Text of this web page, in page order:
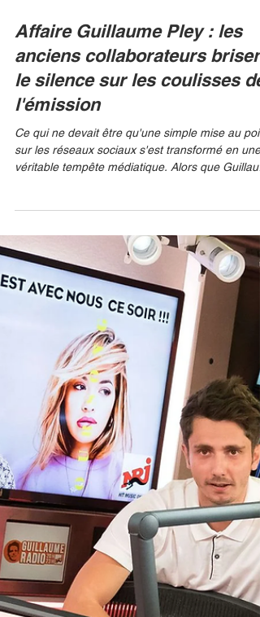
il y a 2 jours
Affaire Guillaume Pley : les
anciens collaborateurs brisent
l'émission
Ce qui ne devait être qu'une simple mise au
véritable tempête médiatique. Alors que
révélations des Inrockuptibles et de plusieurs
enquêtes en insinuant que certains messages
auraient pu être envoyés par des membres de
son équipe, la réaction de ses anciens
été immédiate. OUEST FRANCE Loin d'éteindre
feu, la ligne de défense de l'animateur